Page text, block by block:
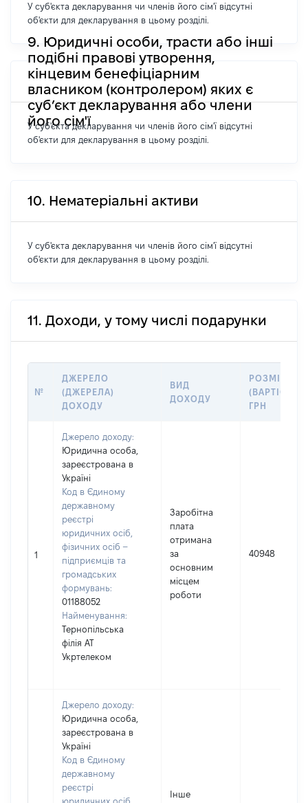
У суб'єкта декларування чи членів його сім'ї відсутні
об'єкти для декларування в цьому розділі.
9. Юридичні особи, трасти або інші
подібні правові утворення,
кінцевим бенефіціарним
власником (контролером) яких є
суб’єкт декларування або члени
його сім'ї
У суб'єкта декларування чи членів його сім'ї відсутні
об'єкти для декларування в цьому розділі.
10. Нематеріальні активи
У суб'єкта декларування чи членів його сім'ї відсутні
об'єкти для декларування в цьому розділі.
11. Доходи, у тому числі подарунки
№
ДЖЕРЕЛО
(ДЖЕРЕЛА)
ДОХОДУ
ВИД
ДОХОДУ
РОЗМІР
(ВАРТІСТЬ),
ГРН
1
Джерело доходу:
Юридична особа,
зареєстрована в
Україні
Код в Єдиному
державному
реєстрі
юридичних осіб,
фізичних осіб –
підприємців та
громадських
формувань:
01188052
Найменування:
Тернопільська
філія АТ
Укртелеком
Заробітна
плата
отримана
за
основним
місцем
роботи
40948
Джерело доходу:
Юридична особа,
зареєстрована в
Україні
Код в Єдиному
державному
реєстрі
юридичних осіб,
Інше